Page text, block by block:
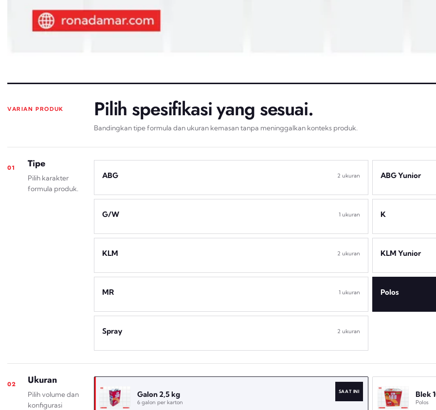
VARIAN PRODUK Pilih spesifikasi yang sesuai.
Bandingkan tipe formula dan ukuran kemasan tanpa meninggalkan konteks produk.
01 Tipe
Pilih karakter
formula produk.
ABG 2 ukuran ABG Yunior
G/W 1 ukuran K
KLM 2 ukuran KLM Yunior
MR 1 ukuran Polos
Spray 2 ukuran
02 Ukuran
Pilih volume dan
konfigurasi
Galon 2,5 kg
6 galon per karton
SAAT INI Blek
Polos